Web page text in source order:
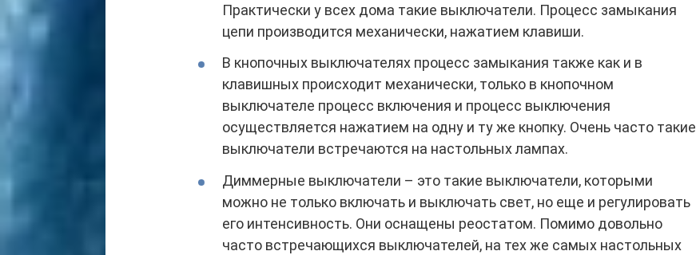
Практически у всех дома такие выключатели. Процесс замыкания
цепи производится механически, нажатием клавиши.
В кнопочных выключателях процесс замыкания также как и в
клавишных происходит механически, только в кнопочном
выключателе процесс включения и процесс выключения
осуществляется нажатием на одну и ту же кнопку. Очень часто такие
выключатели встречаются на настольных лампах.
Диммерные выключатели – это такие выключатели, которыми
можно не только включать и выключать свет, но еще и регулировать
его интенсивность. Они оснащены реостатом. Помимо довольно
часто встречающихся выключателей, на тех же самых настольных